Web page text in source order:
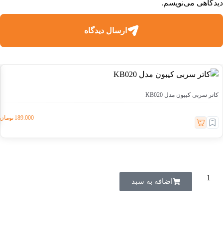
دیدگاهی می‌نویسم.
ارسال دیدگاه
کاتر سربی کیبون مدل KB020
189.000
اضافه‌ به سبد